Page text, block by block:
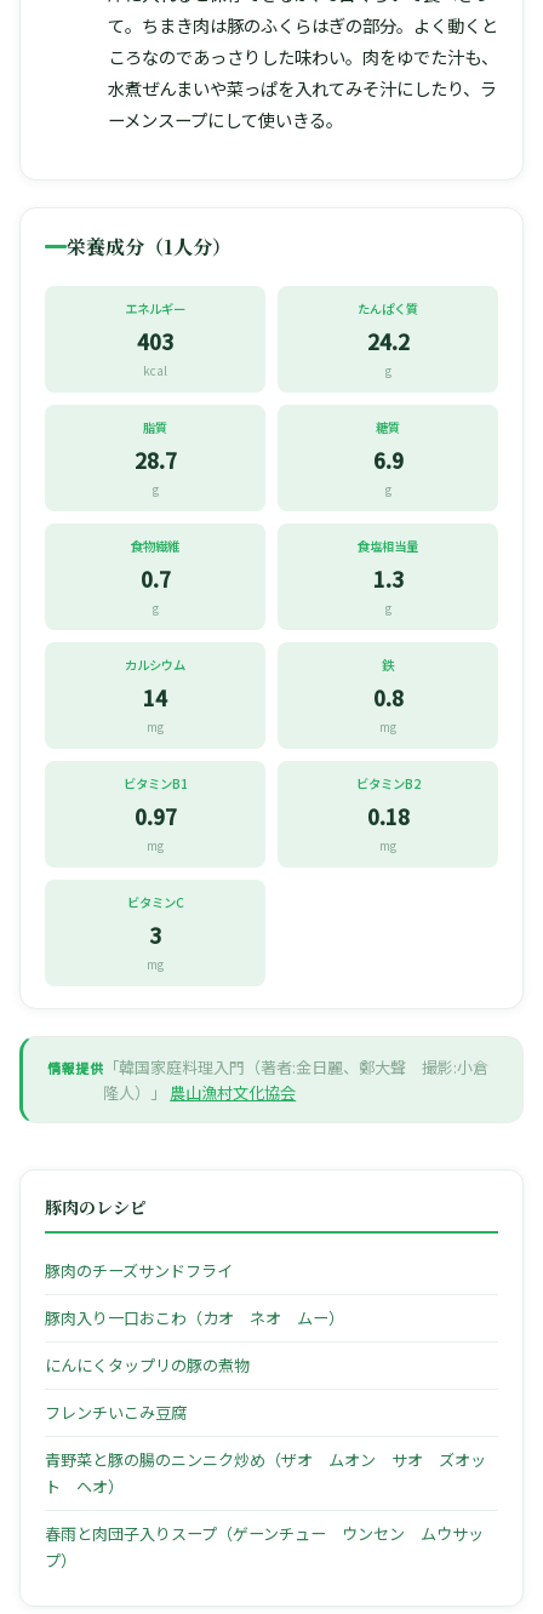
て。ちまき肉は豚のふくらはぎの部分。よく動くと
ころなのであっさりした味わい。肉をゆでた汁も、
水煮ぜんまいや菜っぱを入れてみそ汁にしたり、ラ
ーメンスープにして使いきる。
栄養成分（1人分）
エネルギー
403
kcal
たんぱく質
24.2
g
脂質
28.7
g
糖質
6.9
g
食物繊維
0.7
g
食塩相当量
1.3
g
カルシウム
14
mg
鉄
0.8
mg
ビタミンB1
0.97
mg
ビタミンB2
0.18
mg
ビタミンC
3
mg
情報提供 「韓国家庭料理入門（著者:金日麗、鄭大聲 撮影:小倉
隆人）」
農山漁村文化協会
豚肉のレシピ
豚肉のチーズサンドフライ
豚肉入り一口おこわ（カオ ネオ ムー）
にんにくタップリの豚の煮物
フレンチいこみ豆腐
青野菜と豚の腸のニンニク炒め（ザオ ムオン サオ ズオッ
ト ヘオ）
春雨と肉団子入りスープ（ゲーンチュー ウンセン ムウサッ
プ）